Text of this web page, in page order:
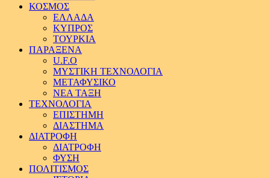
ΚΟΣΜΟΣ
ΕΛΛΑΔΑ
ΚΥΠΡΟΣ
ΤΟΥΡΚΙΑ
ΠΑΡΑΞΕΝΑ
U.F.O
ΜΥΣΤΙΚΗ ΤΕΧΝΟΛΟΓΙΑ
ΜΕΤΑΦΥΣΙΚΟ
ΝΕΑ ΤΑΞΗ
ΤΕΧΝΟΛΟΓΙΑ
ΕΠΙΣΤΗΜΗ
ΔΙΑΣΤΗΜΑ
ΔΙΑΤΡΟΦΗ
ΔΙΑΤΡΟΦΗ
ΦΥΣΗ
ΠΟΛΙΤΙΣΜΟΣ